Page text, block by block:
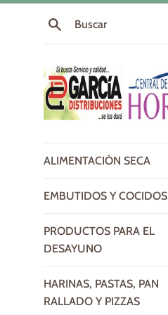
directamente
contenido
Buscar
ALIMENTACIÓN SECA
EMBUTIDOS Y COCIDOS
PRODUCTOS PARA EL
DESAYUNO
HARINAS, PASTAS, PAN
RALLADO Y PIZZAS